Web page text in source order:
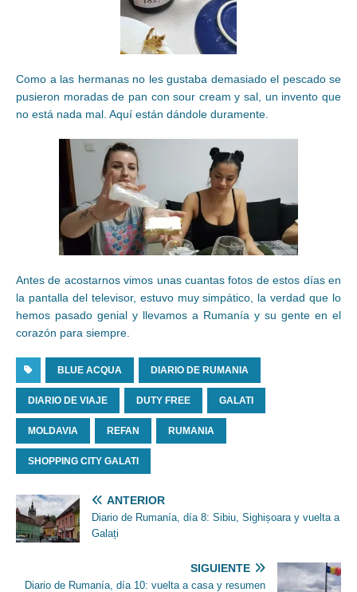
Como a las hermanas no les gustaba demasiado el pescado se
pusieron moradas de pan con sour cream y sal, un invento que
no está nada mal. Aquí están dándole duramente.
Antes de acostarnos vimos unas cuantas fotos de estos días en
la pantalla del televisor, estuvo muy simpático, la verdad que lo
hemos pasado genial y llevamos a Rumanía y su gente en el
corazón para siempre.
BLUE ACQUA DIARIO DE RUMANIA
DIARIO DE VIAJE DUTY FREE GALATI
MOLDAVIA REFAN RUMANIA
SHOPPING CITY GALATI
ANTERIOR
Diario de Rumanía, día 8: Sibiu, Sighișoara y vuelta a
Galați
SIGUIENTE
Diario de Rumanía, día 10: vuelta a casa y resumen